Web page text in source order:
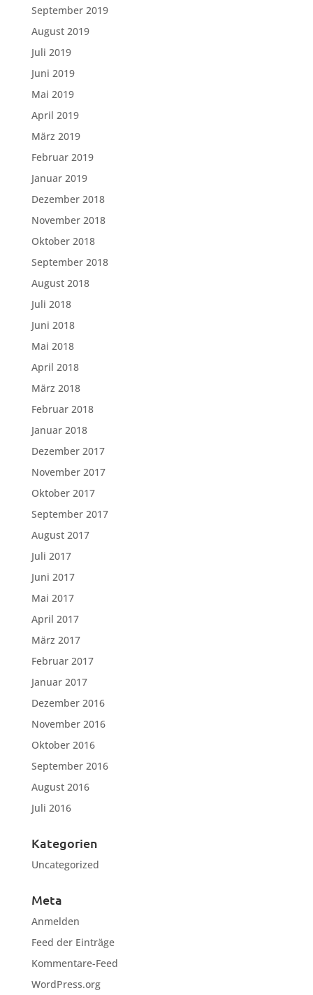
September 2019
August 2019
Juli 2019
Juni 2019
Mai 2019
April 2019
März 2019
Februar 2019
Januar 2019
Dezember 2018
November 2018
Oktober 2018
September 2018
August 2018
Juli 2018
Juni 2018
Mai 2018
April 2018
März 2018
Februar 2018
Januar 2018
Dezember 2017
November 2017
Oktober 2017
September 2017
August 2017
Juli 2017
Juni 2017
Mai 2017
April 2017
März 2017
Februar 2017
Januar 2017
Dezember 2016
November 2016
Oktober 2016
September 2016
August 2016
Juli 2016
Kategorien
Uncategorized
Meta
Anmelden
Feed der Einträge
Kommentare-Feed
WordPress.org